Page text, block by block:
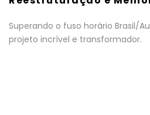
Superando o fuso horário Brasil/
projeto incrível e transformador.